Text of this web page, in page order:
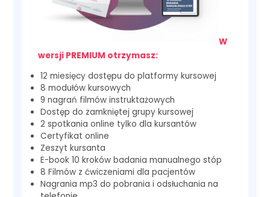
W
wersji PREMIUM otrzymasz:
12 miesięcy dostępu do platformy kursowej
8 modułów kursowych
9 nagrań filmów instruktażowych
Dostęp do zamkniętej grupy kursowej
2 spotkania online tylko dla kursantów
Certyfikat online
Zeszyt kursanta
E-book 10 kroków badania manualnego stóp
8 Filmów z ćwiczeniami dla pacjentów
Nagrania mp3 do pobrania i odsłuchania na